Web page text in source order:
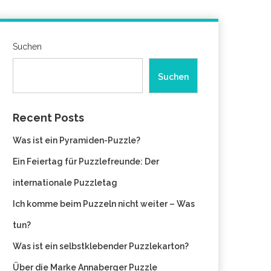
Suchen
Suchen
Recent Posts
Was ist ein Pyramiden-Puzzle?
Ein Feiertag für Puzzlefreunde: Der
internationale Puzzletag
Ich komme beim Puzzeln nicht weiter – Was
tun?
Was ist ein selbstklebender Puzzlekarton?
Über die Marke Annaberger Puzzle